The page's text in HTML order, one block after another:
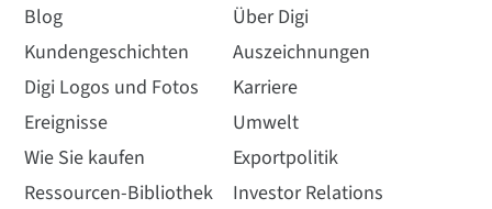
Blog
Kundengeschichten
Digi Logos und Fotos
Ereignisse
Wie Sie kaufen
Ressourcen-Bibliothek
Über Digi
Auszeichnungen
Karriere
Umwelt
Exportpolitik
Investor Relations